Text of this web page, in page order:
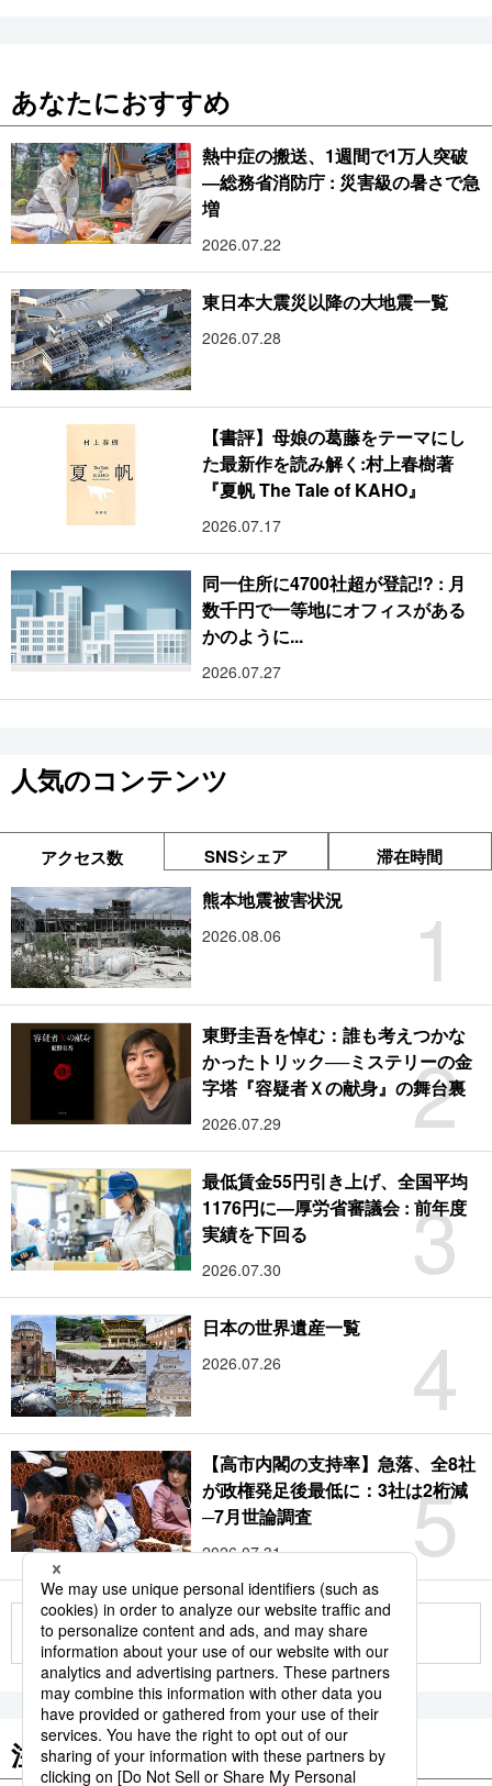
あなたにおすすめ
熱中症の搬送、1週間で1万人突破
―総務省消防庁 : 災害級の暑さで急
増
2026.07.22
東日本大震災以降の大地震一覧
2026.07.28
【書評】母娘の葛藤をテーマにし
た最新作を読み解く:村上春樹著
『夏帆 The Tale of KAHO』
2026.07.17
同一住所に4700社超が登記!? : 月
数千円で一等地にオフィスがある
かのように...
2026.07.27
人気のコンテンツ
アクセス数 SNSシェア 滞在時間
1
熊本地震被害状況
2026.08.06
2
東野圭吾を悼む：誰も考えつかな
かったトリック──ミステリーの金
字塔『容疑者Ｘの献身』の舞台裏
2026.07.29
3
最低賃金55円引き上げ、全国平均
1176円に―厚労省審議会 : 前年度
実績を下回る
2026.07.30
4
日本の世界遺産一覧
2026.07.26
5
【高市内閣の支持率】急落、全8社
が政権発足後最低に：3社は2桁減
─7月世論調査
2026.07.31
もっと見る
注目のキーワード